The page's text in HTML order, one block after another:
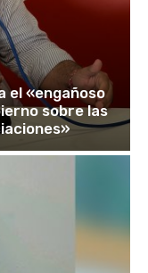
el «engañoso
sobre las